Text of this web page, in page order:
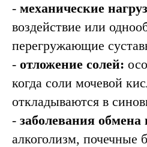
- механические
воздействие или
перегружающие
- отложение солей:
когда соли мочевой
откладываются в
- заболевания обмена
алкоголизм, почечные